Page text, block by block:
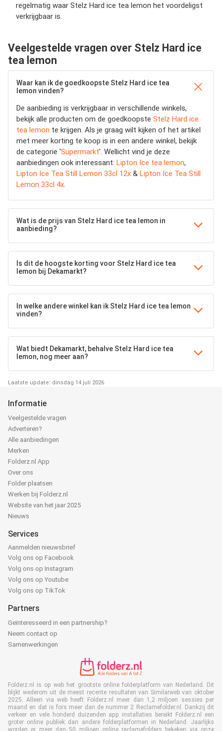
regelmatig waar Stelz Hard ice tea lemon het voordeligst
verkrijgbaar is.
Veelgestelde vragen over Stelz Hard ice
tea lemon
Waar kan ik de goedkoopste Stelz Hard ice tea
lemon vinden?
De aanbieding is verkrijgbaar in verschillende winkels,
bekijk alle producten om de goedkoopste Stelz Hard ice
tea lemon te krijgen. Als je graag wilt kijken of het artikel
met meer korting te koop is in een andere winkel, bekijk
de categorie 'Supermarkt'. Wellicht vind je deze
aanbiedingen ook interessant: Lipton Ice tea lemon,
Lipton Ice Tea Still Lemon 33cl 12x & Lipton Ice Tea Still
Lemon 33cl 4x.
Wat is de prijs van Stelz Hard ice tea lemon in
aanbieding?
Is dit de hoogste korting voor Stelz Hard ice tea
lemon bij Dekamarkt?
In welke andere winkel kan ik Stelz Hard ice tea lemon
vinden?
Wat biedt Dekamarkt, behalve Stelz Hard ice tea
lemon, nog meer aan?
Laatste update: dinsdag 14 juli 2026
Informatie
Veelgestelde vragen
Adverteren?
Alle aanbiedingen
Merken
Folderz.nl App
Over ons
Folder plaatsen
Werken bij Folderz.nl
Website van het jaar 2025
Nieuws
Services
Aanmelden nieuwsbrief
Volg ons op Facebook
Volg ons op Instagram
Volg ons op Youtube
Volg ons op TikTok
Partners
Geïnteresseerd in een partnership?
Neem contact op
Samenwerkingen
Folderz.nl is op web het grootste online folderplatform van Nederland. Dit
blijkt wederom uit de meest recente resultaten van Similarweb van oktober
2025. Alleen via web heeft Folderz.nl meer dan 1,2 miljoen sessies per
maand en dat is fors meer dan de nummer 2 Reclamefolder.nl. Dankzij dit
verkeer en vele honderd duizenden app installaties bereikt Folderz.nl een
groter online publiek dan andere folderplatformen in Nederland. Jaarlijks
worden er meer dan 50 miljoen online reclamefolders bekeken via onze